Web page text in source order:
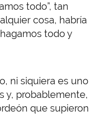
todo”, tan
cosa, habría
todo y
ni siquiera es uno
y, probablemente,
que supieron